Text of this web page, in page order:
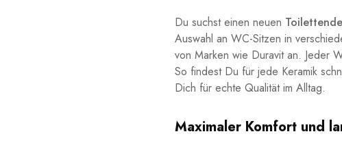
Du suchst einen neuen
Auswahl an WC-Sitzen in
von Marken wie Duravit an. Jeder
So findest Du für jede Keramik
Dich für echte Qualität im Alltag.
Maximaler Komfort und